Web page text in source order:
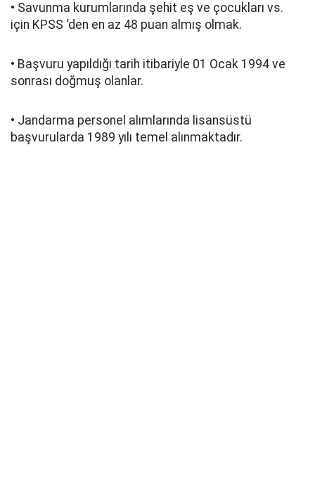
• Savunma kurumlarında şehit eş ve çocukları vs.
için KPSS ‘den en az 48 puan almış olmak.
• Başvuru yapıldığı tarih itibariyle 01 Ocak 1994 ve
sonrası doğmuş olanlar.
• Jandarma personel alımlarında lisansüstü
başvurularda 1989 yılı temel alınmaktadır.